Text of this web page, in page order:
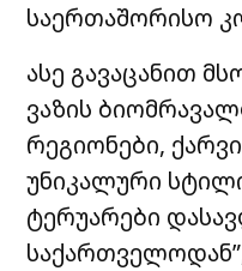
საერთაშორისო
ასე გავაცანით
ვაზის
რეგიონები,
უნიკალური
ტერუარები